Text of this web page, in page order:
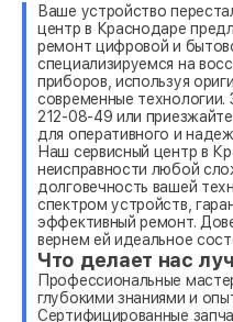
Ваше устройство
центр в Краснодаре
ремонт цифровой и
специализируемся на
приборов, используя
современные
212-08-49 или
для оперативного и
Наш сервисный центр в
неисправности любой
долговечность вашей
спектром устройств,
эффективный ремонт.
вернем ей идеальное
Что делает нас
Профессиональные
глубокими знаниями и
Сертифицированные